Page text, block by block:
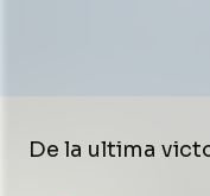
De la ultima